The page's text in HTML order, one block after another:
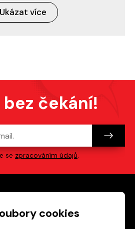
cookies
Ukázat více
čekání!
se zpracováním údajů.
Odkazy na sociální